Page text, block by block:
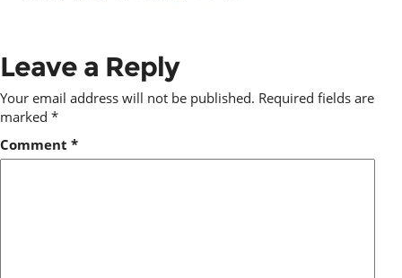
Leave a Reply
Your email address will not be published. Required fields are
marked *
Comment *